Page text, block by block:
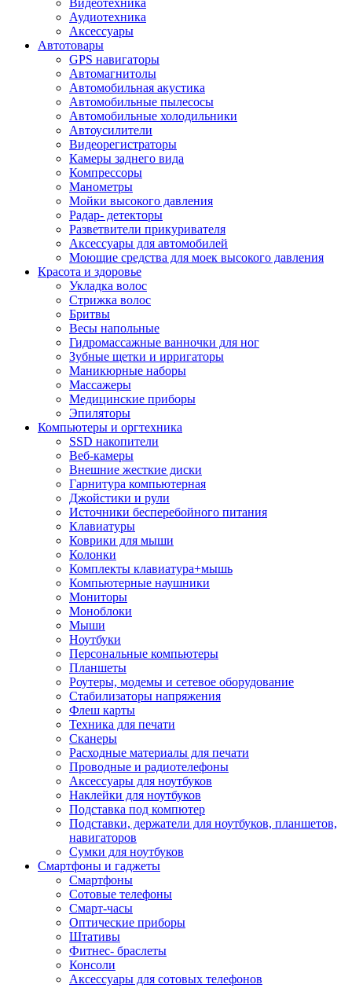
Видеотехника
Аудиотехника
Аксессуары
Автотовары
GPS навигаторы
Автомагнитолы
Автомобильная акустика
Автомобильные пылесосы
Автомобильные холодильники
Автоусилители
Видеорегистраторы
Камеры заднего вида
Компрессоры
Манометры
Мойки высокого давления
Радар- детекторы
Разветвители прикуривателя
Аксессуары для автомобилей
Моющие средства для моек высокого давления
Красота и здоровье
Укладка волос
Стрижка волос
Бритвы
Весы напольные
Гидромассажные ванночки для ног
Зубные щетки и ирригаторы
Маникюрные наборы
Массажеры
Медицинские приборы
Эпиляторы
Компьютеры и оргтехника
SSD накопители
Веб-камеры
Внешние жесткие диски
Гарнитура компьютерная
Джойстики и рули
Источники бесперебойного питания
Клавиатуры
Коврики для мыши
Колонки
Комплекты клавиатура+мышь
Компьютерные наушники
Мониторы
Моноблоки
Мыши
Ноутбуки
Персональные компьютеры
Планшеты
Роутеры, модемы и сетевое оборудование
Стабилизаторы напряжения
Флеш карты
Техника для печати
Сканеры
Расходные материалы для печати
Проводные и радиотелефоны
Аксессуары для ноутбуков
Наклейки для ноутбуков
Подставка под компютер
Подставки, держатели для ноутбуков, планшетов,
навигаторов
Сумки для ноутбуков
Смартфоны и гаджеты
Смартфоны
Сотовые телефоны
Смарт-часы
Оптические приборы
Штативы
Фитнес- браслеты
Консоли
Аксессуары для сотовых телефонов